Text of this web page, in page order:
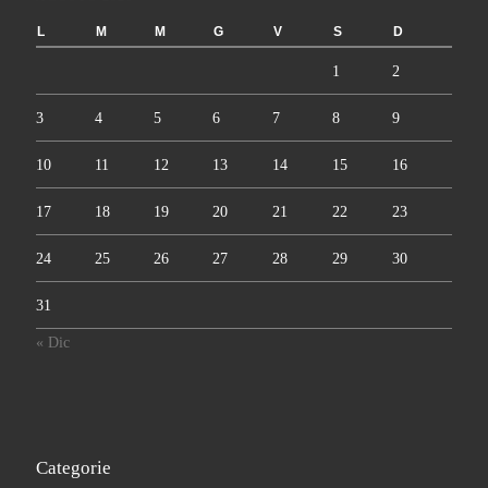
L M M G V S D
1 2
3 4 5 6 7 8 9
10 11 12 13 14 15 16
17 18 19 20 21 22 23
24 25 26 27 28 29 30
31
« Dic
Categorie